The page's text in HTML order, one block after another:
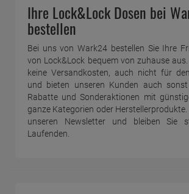
Ihre Lock&Lock Dosen bei
bestellen
Bei uns von Wark24 bestellen Sie Ihre
von Lock&Lock bequem von zuhause
keine Versandkosten, auch nicht für den
und bieten unseren Kunden auch
Rabatte und Sonderaktionen mit
ganze Kategorien oder Herstellerprodukte.
unseren Newsletter und bleiben Sie
Laufenden.